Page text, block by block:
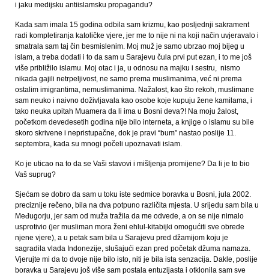
i jaku medijsku antiislamsku propagandu?
Kada sam imala 15 godina odbila sam krizmu, kao posljednji sakrament
radi kompletiranja katoličke vjere, jer me to nije ni na koji način uvjeravalo i
smatrala sam taj čin besmislenim. Moj muž je samo ubrzao moj bijeg u
islam, a treba dodati i to da sam u Sarajevu čula prvi put ezan, i to me još
više približilo islamu. Moj otac i ja, u odnosu na majku i sestru, nismo
nikada gajili netrpeljivost, ne samo prema muslimanima, već ni prema
ostalim imigrantima, nemuslimanima. Nažalost, kao što rekoh, muslimane
sam neuko i naivno doživljavala kao osobe koje kupuju žene kamilama, i
tako neuka upitah Muamera da li ima u Bosni deva?! Na moju žalost,
početkom devedesetih godina nije bilo interneta, a knjige o islamu su bile
skoro skrivene i nepristupačne, dok je pravi “bum” nastao poslije 11.
septembra, kada su mnogi počeli upoznavati islam.
Ko je uticao na to da se Vaši stavovi i mišljenja promijene? Da li je to bio
Vaš suprug?
Sjećam se dobro da sam u toku iste sedmice boravka u Bosni, jula 2002.
preciznije rečeno, bila na dva potpuno različita mjesta. U srijedu sam bila u
Međugorju, jer sam od muža tražila da me odvede, a on se nije nimalo
usprotivio (jer musliman mora ženi ehlul-kitabijki omogućiti sve obrede
njene vjere), a u petak sam bila u Sarajevu pred džamijom koju je
sagradila vlada Indonezije, slušajući ezan pred početak džuma namaza.
Vjerujte mi da to dvoje nije bilo isto, niti je bila ista senzacija. Dakle, poslije
boravka u Sarajevu još više sam postala entuzijasta i otklonila sam sve